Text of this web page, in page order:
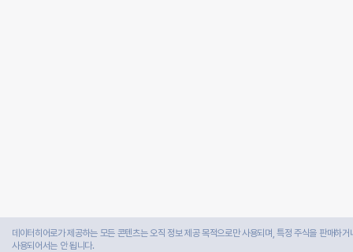
데이터히어로가 제공하는 모든 콘텐츠는 오직 정보 제공 목적으로만 사용되며, 특정 주식을 판매하
사용되어서는 안 됩니다.